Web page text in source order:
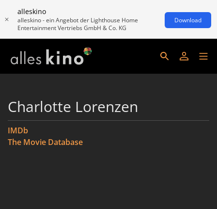
alleskino
alleskino - ein Angebot der Lighthouse Home
Entertainment Vertriebs GmbH & Co. KG
Download
Charlotte Lorenzen
IMDb
The Movie Database